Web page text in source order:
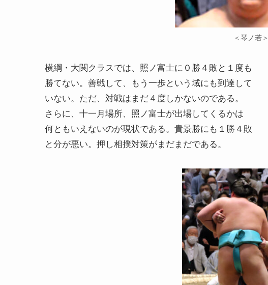
＜琴ノ若＞
横綱・大関クラスでは、照ノ富士に０勝４敗と１度も
勝てない。善戦して、もう一歩という域にも到達して
いない。ただ、対戦はまだ４度しかないのである。
さらに、十一月場所、照ノ富士が出場してくるかは
何ともいえないのが現状である。貴景勝にも１勝４敗
と分が悪い。押し相撲対策がまだまだである。